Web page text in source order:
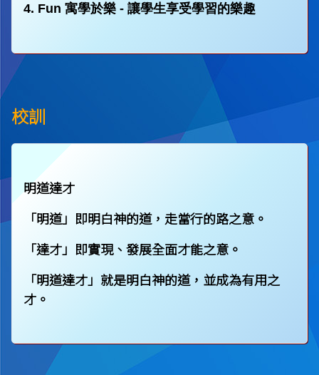
4. Fun 寓學於樂 - 讓學生享受學習的樂趣
校訓
明道達才
「明道」即明白神的道，走當行的路之意。
「達才」即實現、發展全面才能之意。
「明道達才」就是明白神的道，並成為有用之
才。